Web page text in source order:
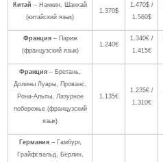
Китай – Нанкин, Шанхай
(китайский язык)
1.370$
1.470$ /
1.560$
Франция – Париж
(французский язык)
1.240€
1.340€ /
1.415€
Франция – Бретань,
Долины Луары, Прованс,
Рона-Альпы, Лазурное
побережье (французский
язык)
1.135€
1.235€ /
1.310€
Германия – Гамбург,
Грайфсвальд, Берлин,